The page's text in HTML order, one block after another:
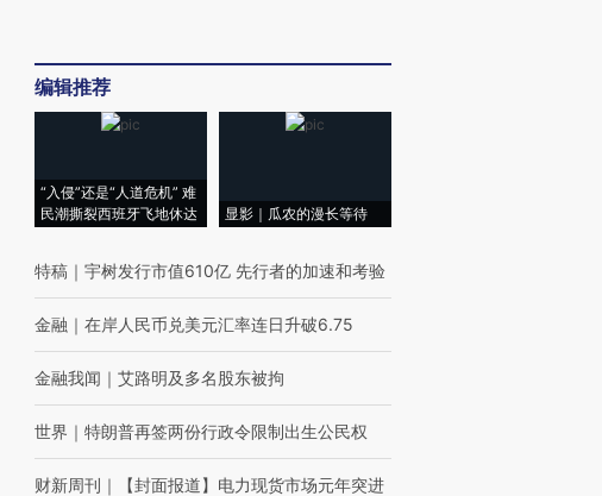
编辑推荐
“入侵”还是“人道危机” 难
民潮撕裂西班牙飞地休达
显影｜瓜农的漫长等待
特稿 ｜ 宇树发行市值610亿 先行者的加速和考验
金融 ｜ 在岸人民币兑美元汇率连日升破6.75
金融我闻 ｜ 艾路明及多名股东被拘
世界 ｜ 特朗普再签两份行政令限制出生公民权
财新周刊 ｜ 【封面报道】电力现货市场元年突进